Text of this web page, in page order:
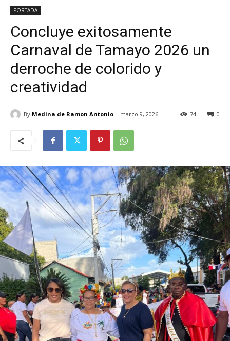
PORTADA
Concluye exitosamente
Carnaval de Tamayo 2026 un
derroche de colorido y
creatividad
By Medina de Ramon Antonio marzo 9, 2026 0
74